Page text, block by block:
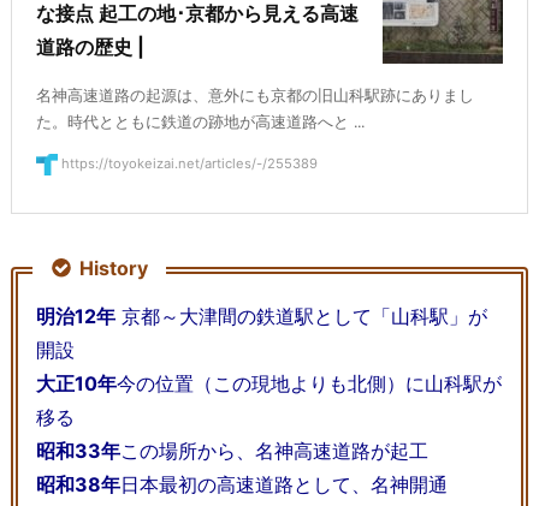
な接点 起工の地･京都から見える高速
道路の歴史 |
名神高速道路の起源は、意外にも京都の旧山科駅跡にありまし
た。時代とともに鉄道の跡地が高速道路へと ...
https://toyokeizai.net/articles/-/255389
History
明治12年 京都～大津間の鉄道駅として「山科駅」が
開設
大正10年今の位置（この現地よりも北側）に山科駅が
移る
昭和33年この場所から、名神高速道路が起工
昭和38年日本最初の高速道路として、名神開通